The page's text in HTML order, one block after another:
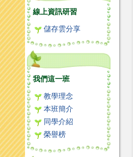
線上資訊研習
儲存雲分享
我們這一班
教學理念
本班簡介
同學介紹
榮譽榜